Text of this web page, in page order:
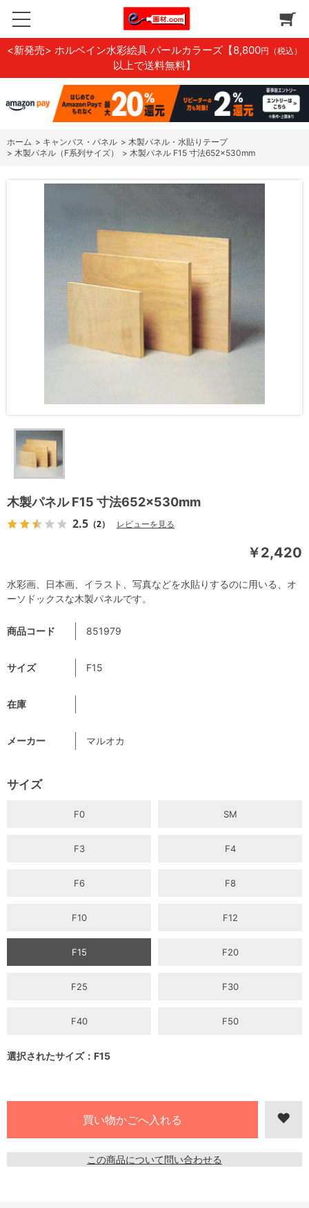
<新発売> ホルベイン水彩絵具 パールカラーズ 【8,800円（税込）
以上で送料無料】
ホーム > キャンバス・パネル > 木製パネル・水貼りテープ
> 木製パネル（F系列サイズ） > 木製パネル F15 寸法652×530mm
木製パネル F15 寸法652×530mm
2.5 （2） レビューを見る
￥2,420
商品コード 851979
サイズ F15
在庫
メーカー マルオカ
サイズ
F0 SM
F3 F4
F6 F8
F10 F12
F15 F20
F25 F30
F40 F50
選択されたサイズ：F15
この商品について問い合わせる
水彩画、日本画、イラスト、写真などを水貼りするのに用いる、オ
ーソドックスな木製パネルです。